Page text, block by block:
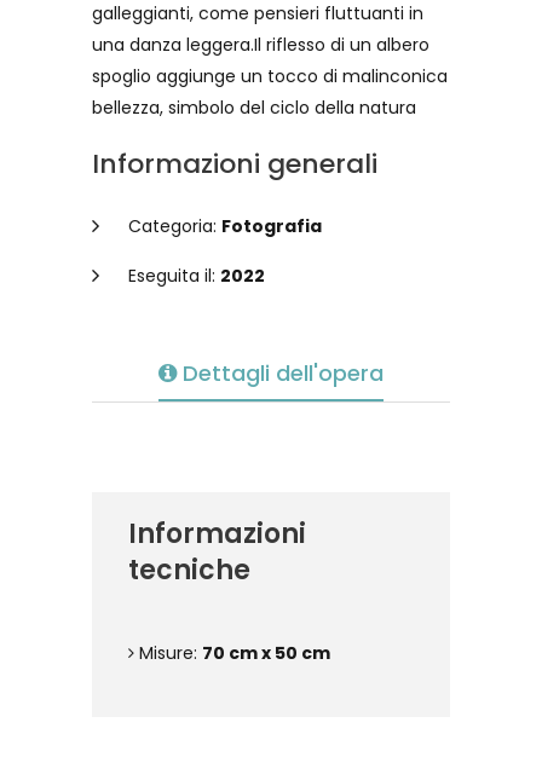
galleggianti, come pensieri fluttuanti in
una danza leggera.Il riflesso di un albero
spoglio aggiunge un tocco di malinconica
bellezza, simbolo del ciclo della natura
Informazioni generali
Categoria: Fotografia
Eseguita il: 2022
Dettagli dell'opera
Informazioni
tecniche
Misure: 70 cm x 50 cm